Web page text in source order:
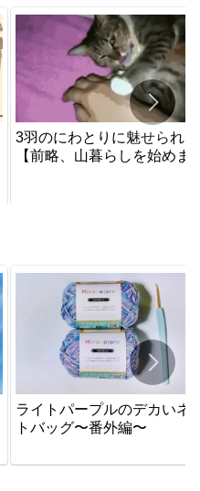
3羽のにわとりに魅せられて
【前略、山暮らしを始めま
ライトパープルのデカいネ
トバッグ〜番外編〜